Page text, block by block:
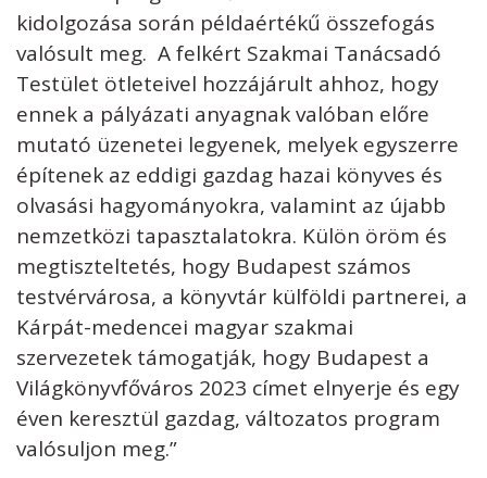
kidolgozása során példaértékű összefogás
valósult meg. A felkért Szakmai Tanácsadó
Testület ötleteivel hozzájárult ahhoz, hogy
ennek a pályázati anyagnak valóban előre
mutató üzenetei legyenek, melyek egyszerre
építenek az eddigi gazdag hazai könyves és
olvasási hagyományokra, valamint az újabb
nemzetközi tapasztalatokra. Külön öröm és
megtiszteltetés, hogy Budapest számos
testvérvárosa, a könyvtár külföldi partnerei, a
Kárpát-medencei magyar szakmai
szervezetek támogatják, hogy Budapest a
Világkönyvfőváros 2023 címet elnyerje és egy
éven keresztül gazdag, változatos program
valósuljon meg.”